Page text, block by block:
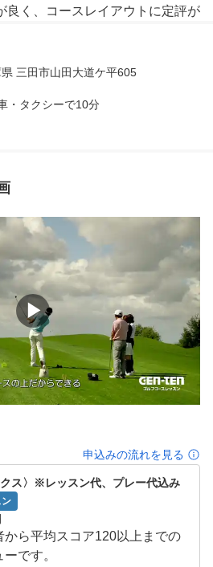
良く、コースレイアウトに定評が
プローチグリーンなどの練習環境
コーチ】
たと共に考え、目標へ導き、そ
ざいます。
人のロッカールームとレッスンや
バーズラウンジを新設しました
ルフライフのために。クラブハウ
Green！をサポートします。
三田市山田大道ケ平605
・タクシーで10分
▶
申込みの流れを見る
ス〉※レッスン代、プレー代込み
ン
から平均スコア120以上までの
です。